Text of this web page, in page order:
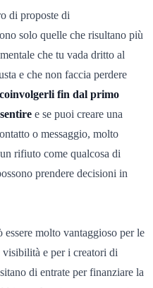
di proposte di
solo quelle che risultano più
che tu vada dritto al
e che non faccia perdere
fin dal primo
e se puoi creare una
o messaggio, molto
rifiuto come qualcosa di
prendere decisioni in
molto vantaggioso per le
visibilità e per i creatori di
di entrate per finanziare la